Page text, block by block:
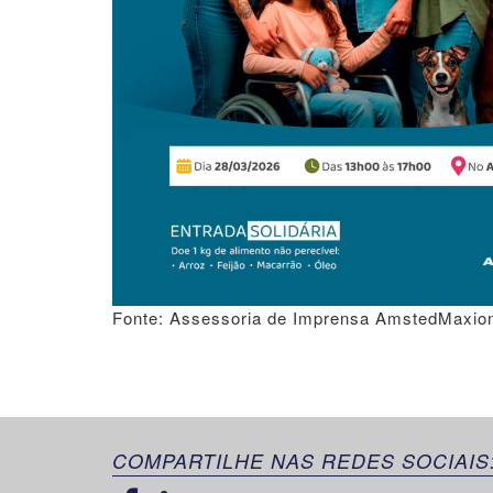
Fonte: Assessoria de Imprensa
COMPARTILHE NAS REDES